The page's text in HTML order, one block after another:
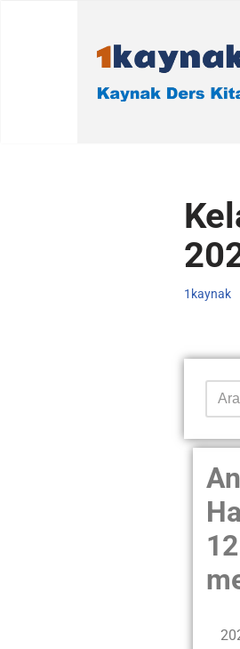
1kaynak